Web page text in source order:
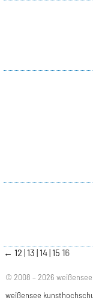
← 12 13 14 15 16
© 2008 – 2026
weißensee